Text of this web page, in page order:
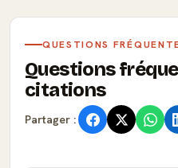
QUESTIONS
Questions
citations
Partager :